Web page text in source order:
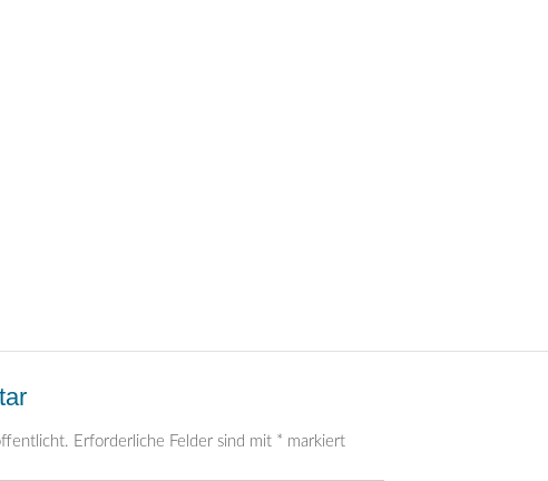
Erforderliche Felder sind mit * markiert